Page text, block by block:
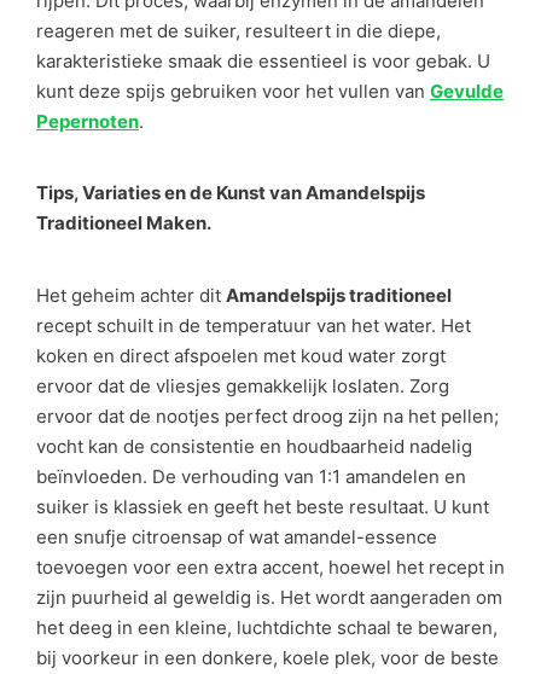
reageren met de suiker, resulteert in die diepe,
karakteristieke smaak die essentieel is voor gebak. U
kunt deze spijs gebruiken voor het vullen van Gevulde
Pepernoten.
Tips, Variaties en de Kunst van Amandelspijs
Traditioneel Maken.
Het geheim achter dit Amandelspijs traditioneel
recept schuilt in de temperatuur van het water. Het
koken en direct afspoelen met koud water zorgt
ervoor dat de vliesjes gemakkelijk loslaten. Zorg
ervoor dat de nootjes perfect droog zijn na het pellen;
vocht kan de consistentie en houdbaarheid nadelig
beïnvloeden. De verhouding van 1:1 amandelen en
suiker is klassiek en geeft het beste resultaat. U kunt
een snufje citroensap of wat amandel-essence
toevoegen voor een extra accent, hoewel het recept in
zijn puurheid al geweldig is. Het wordt aangeraden om
het deeg in een kleine, luchtdichte schaal te bewaren,
bij voorkeur in een donkere, koele plek, voor de beste